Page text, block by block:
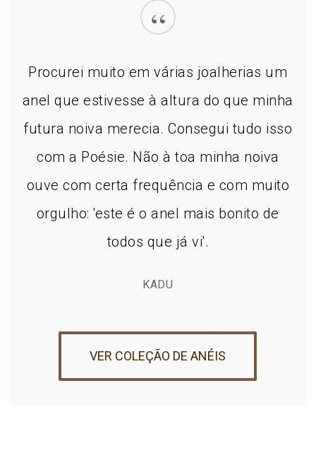
“
Procurei muito em várias joalherias um
anel que estivesse à altura do que minha
futura noiva merecia. Consegui tudo isso
com a Poésie. Não à toa minha noiva
ouve com certa frequência e com muito
orgulho: 'este é o anel mais bonito de
todos que já vi'.
KADU
VER COLEÇÃO DE ANÉIS